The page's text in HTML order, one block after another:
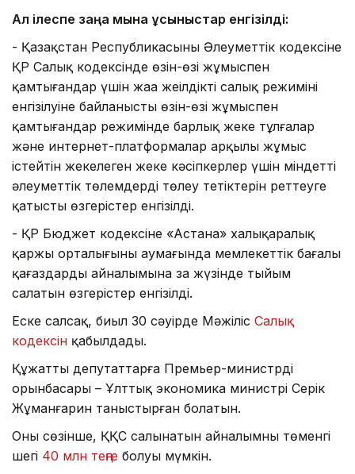
Ал ілеспе заңға мына ұсыныстар енгізілді:
- Қазақстан Республикасының Әлеуметтік кодексіне
ҚР Салық кодексінде өзін-өзі жұмыспен
қамтығандар үшін жаңа жеңілдікті салық режимінің
енгізілуіне байланысты өзін-өзі жұмыспен
қамтығандар режимінде барлық жеке тұлғалар
және интернет-платформалар арқылы жұмыс
істейтін жекелеген жеке кәсіпкерлер үшін міндетті
әлеуметтік төлемдерді төлеу тетіктерін реттеуге
қатысты өзгерістер енгізілді.
- ҚР Бюджет кодексіне «Астана» халықаралық
қаржы орталығының аумағында мемлекеттік бағалы
қағаздардың айналымына заң жүзінде тыйым
салатын өзгерістер енгізілді.
Еске салсақ, биыл 30 сәуірде Мәжіліс Салық
кодексін қабылдады.
Құжатты депутаттарға Премьер-министрдің
орынбасары – Ұлттық экономика министрі Серік
Жұманғарин таныстырған болатын.
Оның сөзінше, ҚҚС салынатын айналымның төменгі
шегі 40 млн теңге болуы мүмкін.